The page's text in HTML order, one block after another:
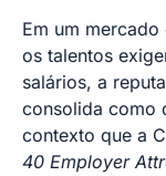
Em um
os talentos
salários, a
consolida como
contexto que a
40 Employer